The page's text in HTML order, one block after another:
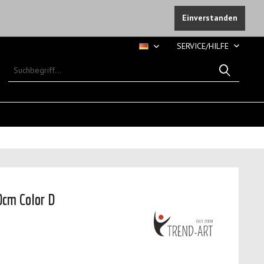
Einverstanden
DE SERVICE/HILFE
Color D